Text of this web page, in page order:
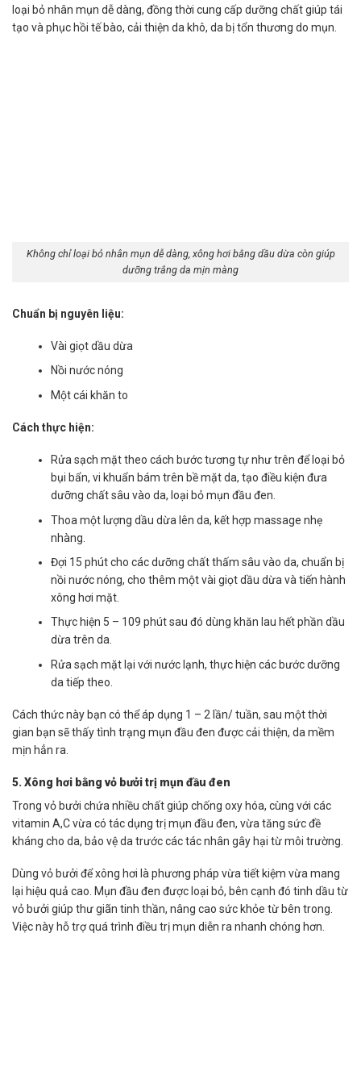
loại bỏ nhân mụn dễ dàng, đồng thời cung cấp dưỡng chất giúp tái
tạo và phục hồi tế bào, cải thiện da khô, da bị tổn thương do mụn.
Không chỉ loại bỏ nhân mụn dễ dàng, xông hơi bằng dầu dừa còn giúp
dưỡng trắng da mịn màng
Chuẩn bị nguyên liệu:
Vài giọt dầu dừa
Nồi nước nóng
Một cái khăn to
Cách thực hiện:
Rửa sạch mặt theo cách bước tương tự như trên để loại bỏ
bụi bẩn, vi khuẩn bám trên bề mặt da, tạo điều kiện đưa
dưỡng chất sâu vào da, loại bỏ mụn đầu đen.
Thoa một lượng dầu dừa lên da, kết hợp massage nhẹ
nhàng.
Đợi 15 phút cho các dưỡng chất thấm sâu vào da, chuẩn bị
nồi nước nóng, cho thêm một vài giọt dầu dừa và tiến hành
xông hơi mặt.
Thực hiện 5 – 109 phút sau đó dùng khăn lau hết phần dầu
dừa trên da.
Rửa sạch mặt lại với nước lạnh, thực hiện các bước dưỡng
da tiếp theo.
Cách thức này bạn có thể áp dụng 1 – 2 lần/ tuần, sau một thời
gian bạn sẽ thấy tình trạng mụn đầu đen được cải thiện, da mềm
mịn hẳn ra.
5. Xông hơi bằng vỏ bưởi trị mụn đầu đen
Trong vỏ bưởi chứa nhiều chất giúp chống oxy hóa, cùng với các
vitamin A,C vừa có tác dụng trị mụn đầu đen, vừa tăng sức đề
kháng cho da, bảo vệ da trước các tác nhân gây hại từ môi trường.
Dùng vỏ bưởi để xông hơi là phương pháp vừa tiết kiệm vừa mang
lại hiệu quả cao. Mụn đầu đen được loại bỏ, bên cạnh đó tinh dầu từ
vỏ bưởi giúp thư giãn tinh thần, nâng cao sức khỏe từ bên trong.
Việc này hỗ trợ quá trình điều trị mụn diễn ra nhanh chóng hơn.